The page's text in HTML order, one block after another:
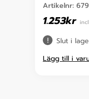
Artikelnr:
1.253kr
Slut i
Lägg till i